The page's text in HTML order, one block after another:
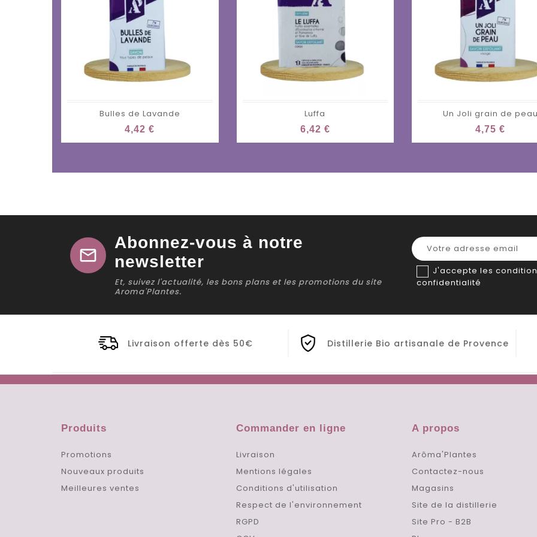
Bulles de Lavande
4,42 €
Luffa
6,42 €
Un Joli grain de
4,75 €
mail
Abonnez-vous à notre
newsletter
Et, suivez l'actualité, les bons plans et les promotions du site
Aroma'Plantes.
J'accepte les
confidentialité
Livraison offerte dès 50€ Distillerie Bio artisanale de Provence
Produits
Promotions
Nouveaux produits
Meilleures ventes
Commander en ligne
Livraison
Mentions légales
Conditions d'utilisation
Respect de l'environnement
RGPD
A propos
Arôma'Plantes
Contactez-nous
Magasins
Site de la distillerie
Site Pro - B2B